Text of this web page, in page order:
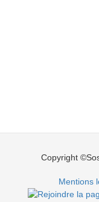
Copyright
Mentions